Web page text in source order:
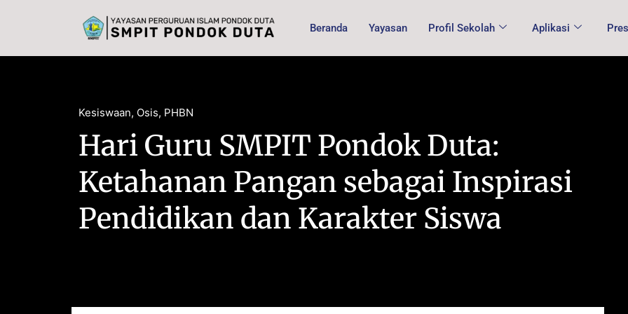
Beranda Yayasan Profil Sekolah Aplikasi
Kesiswaan, Osis, PHBN
Hari Guru SMPIT Pondok Duta:
Ketahanan Pangan sebagai Inspirasi
Pendidikan dan Karakter Siswa